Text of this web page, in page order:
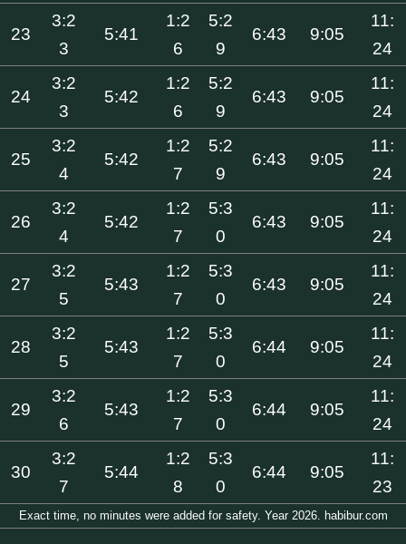
23
3:2
3
5:41
1:2
6
5:2
9
6:43 9:05
11:
24
24
3:2
3
5:42
1:2
6
5:2
9
6:43 9:05
11:
24
25
3:2
4
5:42
1:2
7
5:2
9
6:43 9:05
11:
24
26
3:2
4
5:42
1:2
7
5:3
0
6:43 9:05
11:
24
27
3:2
5
5:43
1:2
7
5:3
0
6:43 9:05
11:
24
28
3:2
5
5:43
1:2
7
5:3
0
6:44 9:05
11:
24
29
3:2
6
5:43
1:2
7
5:3
0
6:44 9:05
11:
24
30
3:2
7
5:44
1:2
8
5:3
0
6:44 9:05
11:
23
Exact time, no minutes were added for safety. Year 2026. habibur.com